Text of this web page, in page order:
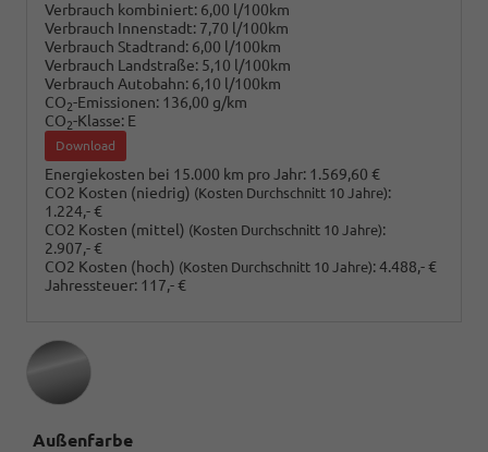
Verbrauch kombiniert: 6,00 l/100km
Verbrauch Innenstadt: 7,70 l/100km
Verbrauch Stadtrand: 6,00 l/100km
Verbrauch Landstraße: 5,10 l/100km
Verbrauch Autobahn: 6,10 l/100km
CO2-Emissionen: 136,00 g/km
CO2-Klasse: E
Download
Energiekosten bei 15.000 km pro Jahr: 1.569,60 €
CO2 Kosten (niedrig) (Kosten Durchschnitt 10 Jahre):
1.224,- €
CO2 Kosten (mittel) (Kosten Durchschnitt 10 Jahre):
2.907,- €
CO2 Kosten (hoch) (Kosten Durchschnitt 10 Jahre):4.488,- €
Jahressteuer: 117,- €
Außenfarbe